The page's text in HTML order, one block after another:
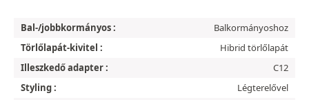
Bal-/jobbkormányos :
Balkormányoshoz
Törlőlapát-kivitel :
Hibrid törlőlapát
Illeszkedő adapter :
C12
Styling :
Légterelővel